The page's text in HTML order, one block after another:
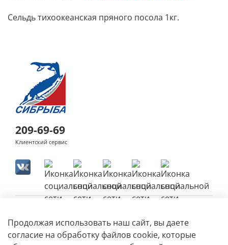
Сельдь тихоокеанская пряного посола 1кг.
209-69-69
Клиентский сервис
Продолжая использовать наш сайт, вы даете
согласие на обработку файлов cookie, которые